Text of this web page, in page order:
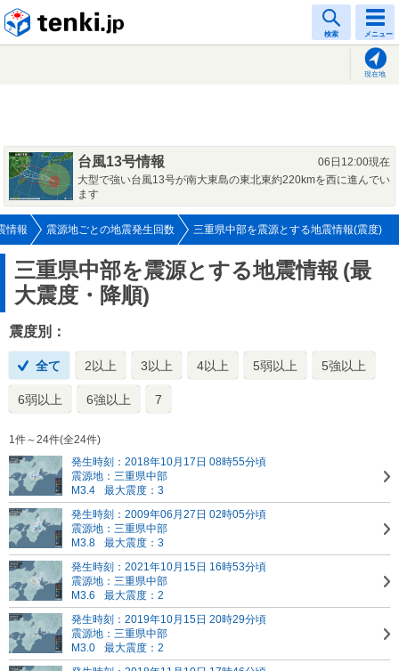
検索 メニュー
現在地
台風13号情報
06日12:00現在
大型で強い台風13号が南大東島の東北東約220kmを西に進んでい
ます
情報 震源地ごとの地震発生回数 三重県中部を震源とする地震情報(震度)
三重県中部を震源とする地震情報 (最
大震度・降順)
震度別：
全て 2以上 3以上 4以上 5弱以上 5強以上
6弱以上 6強以上 7
1件～24件(全24件)
発生時刻：2018年10月17日 08時55分頃
震源地：三重県中部
M3.4
最大震度：3
発生時刻：2009年06月27日 02時05分頃
震源地：三重県中部
M3.8
最大震度：3
発生時刻：2021年10月15日 16時53分頃
震源地：三重県中部
M3.6
最大震度：2
発生時刻：2019年10月15日 20時29分頃
震源地：三重県中部
M3.0
最大震度：2